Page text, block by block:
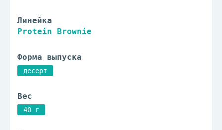
Линейка
Protein Brownie
Форма выпуска
десерт
Вес
40 г